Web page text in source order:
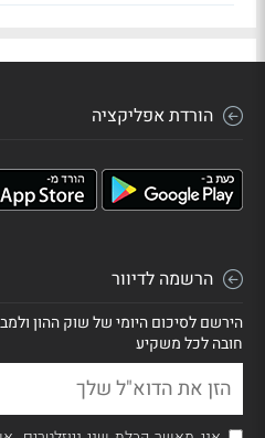
הורדת אפליקציה
הרשמה לדיוור
הירשם לסיכום היומי של שוק ההון
חובה לכל משקיע